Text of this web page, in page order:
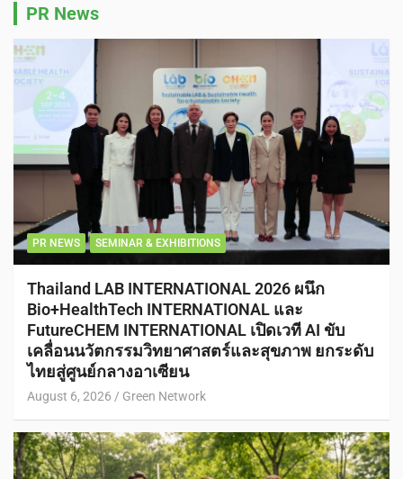
PR News
PR NEWS SEMINAR & EXHIBITIONS
Thailand LAB INTERNATIONAL 2026 ผนึก
Bio+HealthTech INTERNATIONAL และ
FutureCHEM INTERNATIONAL เปิดเวที AI ขับ
เคลื่อนนวัตกรรมวิทยาศาสตร์และสุขภาพ ยกระดับ
ไทยสู่ศูนย์กลางอาเซียน
August 6, 2026 Green Network